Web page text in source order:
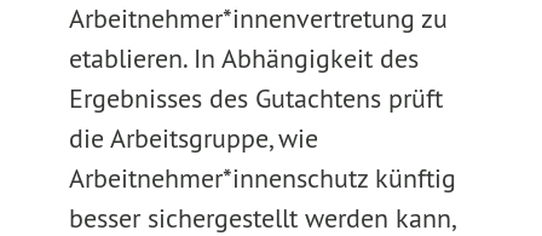
Arbeitnehmer*innenvertretung zu
etablieren. In Abhängigkeit des
Ergebnisses des Gutachtens prüft
die Arbeitsgruppe, wie
Arbeitnehmer*innenschutz künftig
besser sichergestellt werden kann,